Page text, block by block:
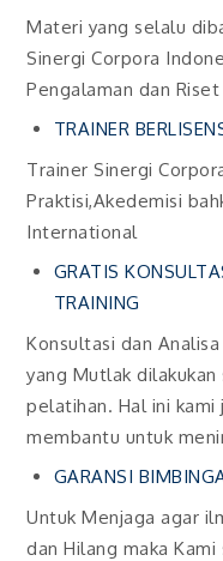
Materi yang selalu
Sinergi Corpora
Pengalaman dan
TRAINER
Trainer Sinergi
Praktisi,Akedemisi
International
GRATIS
TRAINING
Konsultasi dan
yang Mutlak
pelatihan. Hal ini kami
membantu untuk
GARANSI
Untuk Menjaga agar
dan Hilang maka